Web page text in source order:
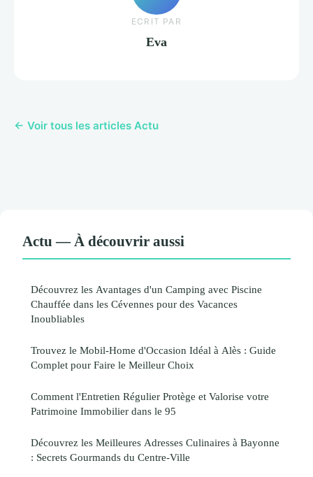
ECRIT PAR
Eva
← Voir tous les articles Actu
Actu — À découvrir aussi
Découvrez les Avantages d'un Camping avec Piscine
Chauffée dans les Cévennes pour des Vacances
Inoubliables
Trouvez le Mobil-Home d'Occasion Idéal à Alès : Guide
Complet pour Faire le Meilleur Choix
Comment l'Entretien Régulier Protège et Valorise votre
Patrimoine Immobilier dans le 95
Découvrez les Meilleures Adresses Culinaires à Bayonne
: Secrets Gourmands du Centre-Ville